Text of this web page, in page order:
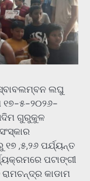
ଲଘୁ
୧୭-୫-୨୦୨୬-
ଗୁରୁକୁଳ
,୫,୨୬ ପର୍ଯ୍ୟନ୍ତ
ପଟାଙ୍ଗୀ
କାଡାମ